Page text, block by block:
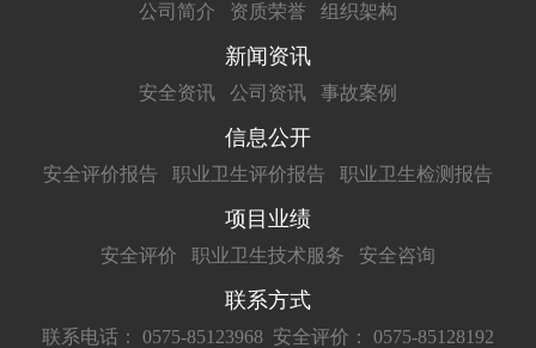
公司简介 资质荣誉 组织架构
新闻资讯
安全资讯 公司资讯 事故案例
信息公开
安全评价报告 职业卫生评价报告 职业卫生检测报告
项目业绩
安全评价 职业卫生技术服务 安全咨询
联系方式
联系电话： 0575-85123968 安全评价： 0575-85128192